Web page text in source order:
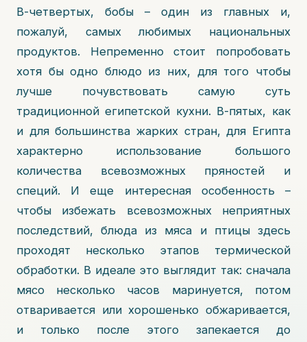
В-четвертых, бобы – один из главных и,
пожалуй, самых любимых национальных
продуктов. Непременно стоит попробовать
хотя бы одно блюдо из них, для того чтобы
лучше почувствовать самую суть
традиционной египетской кухни. В-пятых, как
и для большинства жарких стран, для Египта
характерно использование большого
количества всевозможных пряностей и
специй. И еще интересная особенность –
чтобы избежать всевозможных неприятных
последствий, блюда из мяса и птицы здесь
проходят несколько этапов термической
обработки. В идеале это выглядит так: сначала
мясо несколько часов маринуется, потом
отваривается или хорошенько обжаривается,
и только после этого запекается до